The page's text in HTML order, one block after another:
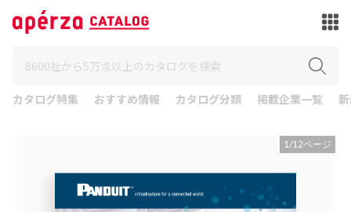
カタログ特集 おすすめ情報 カタログ分類 掲載企業一覧
1/12ページ